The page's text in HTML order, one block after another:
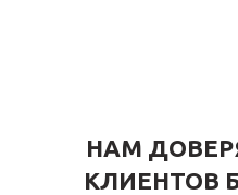
НАМ
КЛИЕНТОВ